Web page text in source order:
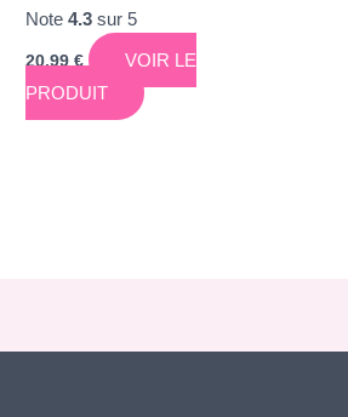
Note4.3 sur 5
20,99€
VOIR LE
PRODUIT